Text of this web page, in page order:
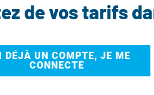
de vos tarifs
DÉJÀ UN COMPTE, JE ME
CONNECTE